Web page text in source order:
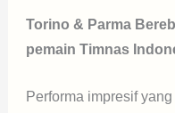
Torino & Parma
pemain Timnas
Performa impresif